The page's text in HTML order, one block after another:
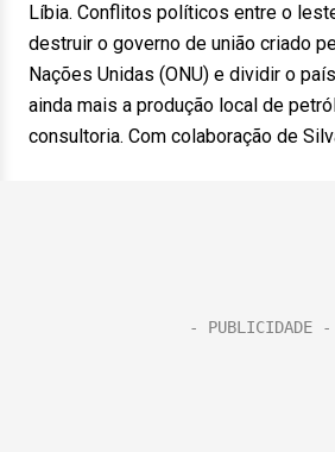
Líbia. Conflitos políticos entre o
destruir o governo de união criado
Nações Unidas (ONU) e dividir o
ainda mais a produção local de
consultoria. Com colaboração de